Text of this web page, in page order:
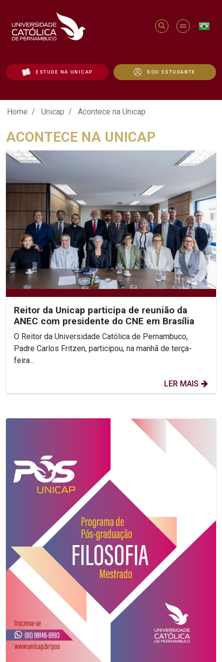
ESTUDE NA UNICAP SOU ESTUDANTE
Acontece na Unicap - Unicap
Home Unicap Acontece na Unicap
ACONTECE NA UNICAP
Reitor da Unicap participa de reunião da
ANEC com presidente do CNE em Brasília
O Reitor da Universidade Católica de Pernambuco,
Padre Carlos Fritzen, participou, na manhã de terça-
feira...
LER MAIS